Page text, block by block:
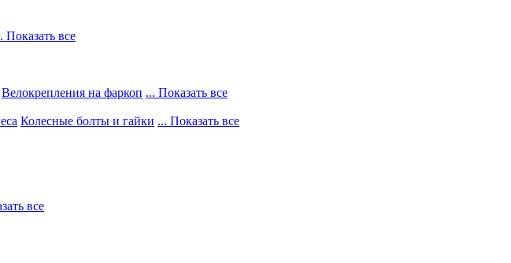
Показать все
Велокрепления на фаркоп ... Показать все
Колесные болты и гайки ... Показать все
все